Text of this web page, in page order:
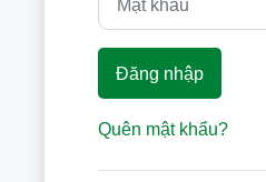
Đăng nhập
Quên mật khẩu?